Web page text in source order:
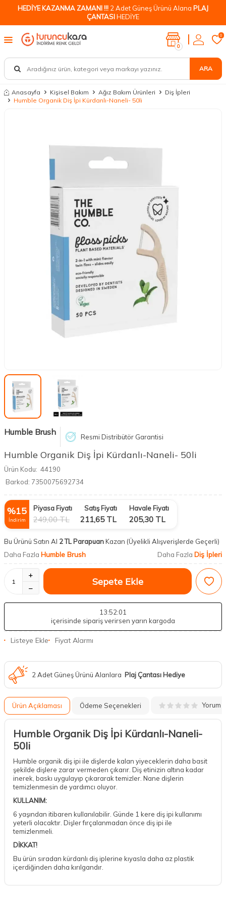
HEDİYE KAZANMA ZAMANI !!! 2 Adet Güneş Ürünü Alana PLAJ
ÇANTASIHEDİYE
ARA
0
0
Anasayfa Kişisel Bakım Ağız Bakım Ürünleri
Diş İpleri
Humble Organik Diş İpi Kürdanlı-Naneli- 50li
Humble Brush Resmi Distribütör Garantisi
Humble Organik Diş İpi Kürdanlı-Naneli- 50li
Ürün Kodu: 44190
Barkod: 7350075692734
%15
İndirim
Piyasa Fiyatı
249,00TL
Satış Fiyatı
211,65TL
Havale Fiyatı
205,30 TL
Bu Ürünü Satın Al 2 TL ParapuanKazan (Üyelikli Alışverişlerde Geçerli)
Daha Fazla Humble Brush Daha Fazla Diş İpleri
Sepete Ekle
13:52:00
içerisinde sipariş verirsen yarın kargoda
Listeye Ekle Fiyat Alarmı
2 Adet Güneş Ürünü Alanlara Plaj Çantası Hediye
Ürün Açıklaması Ödeme Seçenekleri Yorum
Humble Organik Diş İpi Kürdanlı-Naneli-
50li
Humble organik diş ipi ile dişlerde kalan yiyeceklerin daha basit
şekilde dişlere zarar vermeden çıkarır. Diş etinizin altına kadar
inerek, baskı uygulayıp çıkararak temizler. Nane dişlerin
temizlenmesin de yardımcı oluyor.
KULLANIM:
6 yaşından itibaren kullanılabilir. Günde 1 kere diş ipi kullanımı
yeterli olacaktır. Dişler fırçalanmadan önce diş ipi ile
temizlenmeli.
DİKKAT!
Bu ürün sıradan kürdanlı diş iplerine kıyasla daha az plastik
içerdiğinden daha kırılgandır.